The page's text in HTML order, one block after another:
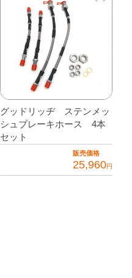
グッドリッヂ ステンメッ
シュブレーキホース 4本
セット
販売価格
25,960円